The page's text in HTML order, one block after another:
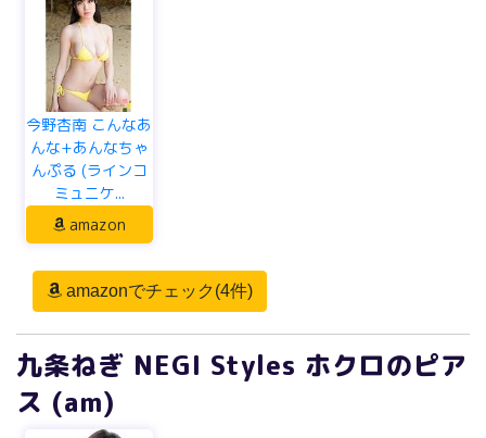
今野杏南 こんなあ
んな+あんなちゃ
んぷる (ラインコ
ミュニケ...
amazon
amazonでチェック(4件)
九条ねぎ NEGI Styles ホクロのピア
ス (am)